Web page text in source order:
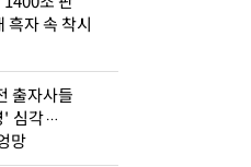
자 속 착시
출자사들
' 심각…
망